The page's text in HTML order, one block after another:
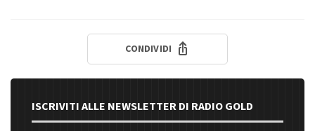
CONDIVIDI
ISCRIVITI ALLE NEWSLETTER DI RADIO GOLD